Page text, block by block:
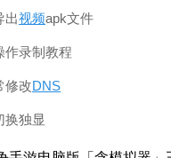
出视频apk文件
作录制教程
修改DNS
换独显